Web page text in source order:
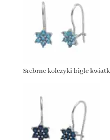
Srebrne kolczyki bigle